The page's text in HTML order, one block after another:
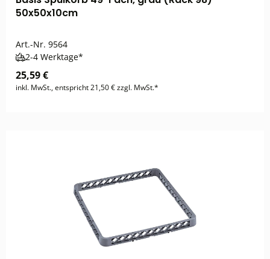
50x50x10cm
Art.-Nr. 9564
2-4 Werktage*
25,59 €
inkl. MwSt., entspricht 21,50 € zzgl. MwSt.*